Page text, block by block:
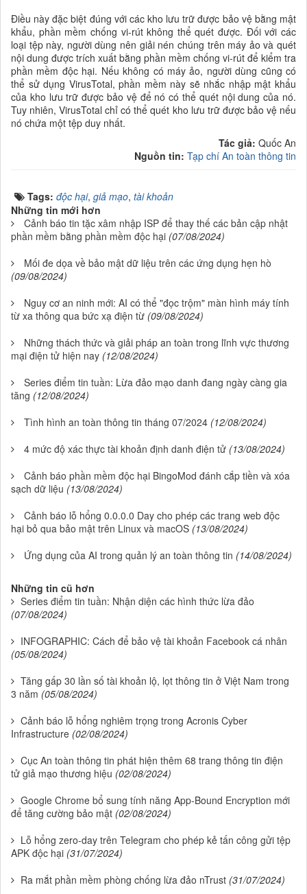
Điều này đặc biệt đúng với các kho lưu trữ được bảo vệ bằng mật
khẩu, phần mềm chống vi-rút không thể quét được. Đối với các
loại tệp này, người dùng nên giải nén chúng trên máy ảo và quét
nội dung được trích xuất bằng phần mềm chống vi-rút để kiểm tra
phần mềm độc hại. Nếu không có máy ảo, người dùng cũng có
thể sử dụng VirusTotal, phần mềm này sẽ nhắc nhập mật khẩu
của kho lưu trữ được bảo vệ để nó có thể quét nội dung của nó.
Tuy nhiên, VirusTotal chỉ có thể quét kho lưu trữ được bảo vệ nếu
nó chứa một tệp duy nhất.
Tác giả: Quốc An
Nguồn tin: Tạp chí An toàn thông tin
Tags: độc hại, giả mạo, tài khoản
Những tin mới hơn
Cảnh báo tin tặc xâm nhập ISP để thay thế các bản cập nhật
phần mềm bằng phần mềm độc hại (07/08/2024)
Mối đe dọa về bảo mật dữ liệu trên các ứng dụng hẹn hò
(09/08/2024)
Nguy cơ an ninh mới: AI có thể "đọc trộm" màn hình máy tính
từ xa thông qua bức xạ điện từ (09/08/2024)
Những thách thức và giải pháp an toàn trong lĩnh vực thương
mại điện tử hiện nay (12/08/2024)
Series điểm tin tuần: Lừa đảo mạo danh đang ngày càng gia
tăng (12/08/2024)
Tình hình an toàn thông tin tháng 07/2024 (12/08/2024)
4 mức độ xác thực tài khoản định danh điện tử (13/08/2024)
Cảnh báo phần mềm độc hại BingoMod đánh cắp tiền và xóa
sạch dữ liệu (13/08/2024)
Cảnh báo lỗ hổng 0.0.0.0 Day cho phép các trang web độc
hại bỏ qua bảo mật trên Linux và macOS (13/08/2024)
Ứng dụng của AI trong quản lý an toàn thông tin (14/08/2024)
Những tin cũ hơn
Series điểm tin tuần: Nhận diện các hình thức lừa đảo
(07/08/2024)
INFOGRAPHIC: Cách để bảo vệ tài khoản Facebook cá nhân
(05/08/2024)
Tăng gấp 30 lần số tài khoản lộ, lọt thông tin ở Việt Nam trong
3 năm (05/08/2024)
Cảnh báo lỗ hổng nghiêm trọng trong Acronis Cyber ​​
Infrastructure (02/08/2024)
Cục An toàn thông tin phát hiện thêm 68 trang thông tin điện
tử giả mạo thương hiệu (02/08/2024)
Google Chrome bổ sung tính năng App-Bound Encryption mới
để tăng cường bảo mật (02/08/2024)
Lỗ hổng zero-day trên Telegram cho phép kẻ tấn công gửi tệp
APK độc hại (31/07/2024)
Ra mắt phần mềm phòng chống lừa đảo nTrust (31/07/2024)